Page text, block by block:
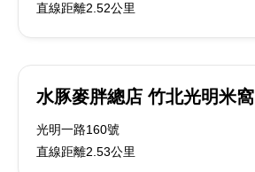
直線距離2.52公里
水豚麥胖總店 竹北光明米窩
光明一路160號
直線距離2.53公里